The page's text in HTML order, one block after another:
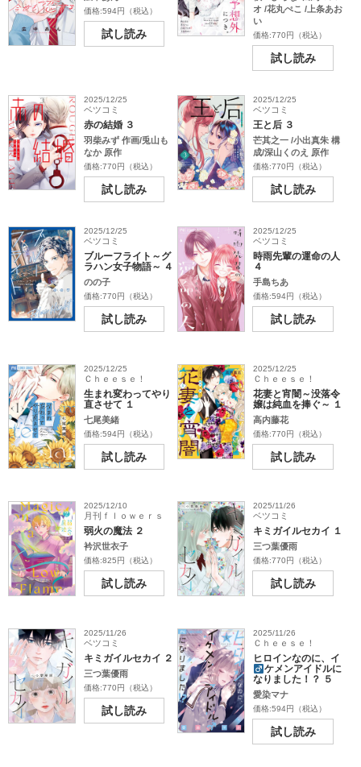
価格:594円（税込）
試し読み
オ /花丸ぺこ /上条あお
い
価格:770円（税込）
試し読み
2025/12/25
ベツコミ
赤の結婚 ３
羽柴みず 作画/兎山も
なか 原作
価格:770円（税込）
試し読み
2025/12/25
ベツコミ
王と后 ３
芒其之一 /小出真朱 構
成/深山くのえ 原作
価格:770円（税込）
試し読み
2025/12/25
ベツコミ
ブルーフライト～グ
ラハン女子物語～ ４
のの子
価格:770円（税込）
試し読み
2025/12/25
ベツコミ
時雨先輩の運命の人
４
手島ちあ
価格:594円（税込）
試し読み
2025/12/25
Ｃｈｅｅｓｅ！
生まれ変わってやり
直させて １
七尾美緒
価格:594円（税込）
試し読み
2025/12/25
Ｃｈｅｅｓｅ！
花妻と宵闇～没落令
嬢は純血を捧ぐ～ １
高内藤花
価格:770円（税込）
試し読み
2025/12/10
月刊ｆｌｏｗｅｒｓ
弱火の魔法 ２
衿沢世衣子
価格:825円（税込）
試し読み
2025/11/26
ベツコミ
キミガイルセカイ １
三つ葉優雨
価格:770円（税込）
試し読み
2025/11/26
ベツコミ
キミガイルセカイ ２
三つ葉優雨
価格:770円（税込）
試し読み
2025/11/26
Ｃｈｅｅｓｅ！
ヒロインなのに、イ
ケメンアイドルに
なりました！？ ５
愛染マナ
価格:594円（税込）
試し読み